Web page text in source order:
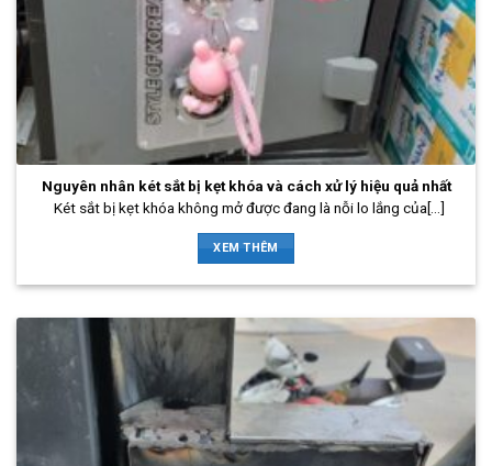
Nguyên nhân két sắt bị kẹt khóa và cách xử lý hiệu quả nhất
Két sắt bị kẹt khóa không mở được đang là nỗi lo lắng của[...]
XEM THÊM